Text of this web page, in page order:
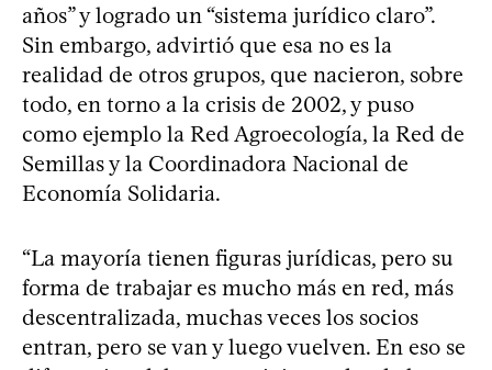
años” y logrado un “sistema jurídico claro”.
Sin embargo, advirtió que esa no es la
realidad de otros grupos, que nacieron, sobre
todo, en torno a la crisis de 2002, y puso
como ejemplo la Red Agroecología, la Red de
Semillas y la Coordinadora Nacional de
Economía Solidaria.
“La mayoría tienen figuras jurídicas, pero su
forma de trabajar es mucho más en red, más
descentralizada, muchas veces los socios
entran, pero se van y luego vuelven. En eso se